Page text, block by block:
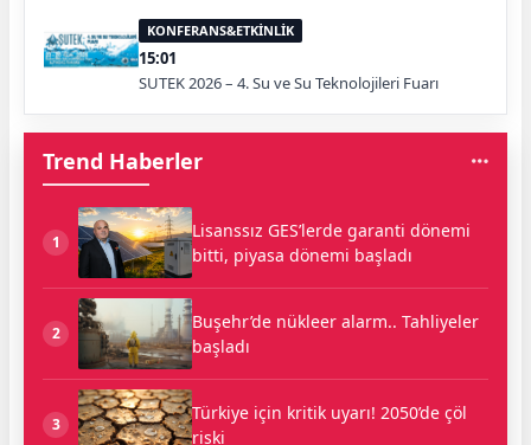
KONFERANS&ETKİNLİK
15:01
SUTEK 2026 – 4. Su ve Su Teknolojileri Fuarı
Trend Haberler
1
Lisanssız GES’lerde garanti dönemi
bitti, piyasa dönemi başladı
2
Buşehr’de nükleer alarm.. Tahliyeler
başladı
3
Türkiye için kritik uyarı! 2050’de çöl
riski